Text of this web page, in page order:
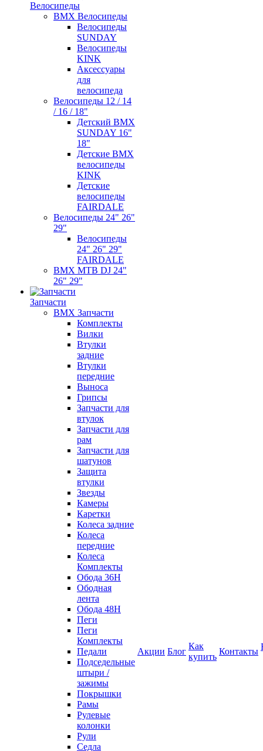
Велосипеды
BMX Велосипеды
Велосипеды
SUNDAY
Велосипеды
KINK
Аксессуары
для
велосипеда
Велосипеды 12 / 14
/ 16 / 18"
Детский BMX
SUNDAY 16"
18"
Детские BMX
велосипеды
KINK
Детские
велосипеды
FAIRDALE
Велосипеды 24" 26"
29"
Велосипеды
24" 26" 29"
FAIRDALE
BMX MTB DJ 24"
26" 29"
Запчасти
BMX Запчасти
Комплекты
Вилки
Втулки
задние
Втулки
передние
Выноса
Грипсы
Запчасти для
втулок
Запчасти для
рам
Запчасти для
шатунов
Защита
втулки
Звезды
Камеры
Каретки
Колеса задние
Колеса
передние
Колеса
Комплекты
Обода 36H
Ободная
лента
Обода 48H
Пеги
Пеги
Комплекты
Педали
Подседельные
штыри /
зажимы
Покрышки
Рамы
Рулевые
колонки
Рули
Седла
Акции Блог
Как
купить
Контакты